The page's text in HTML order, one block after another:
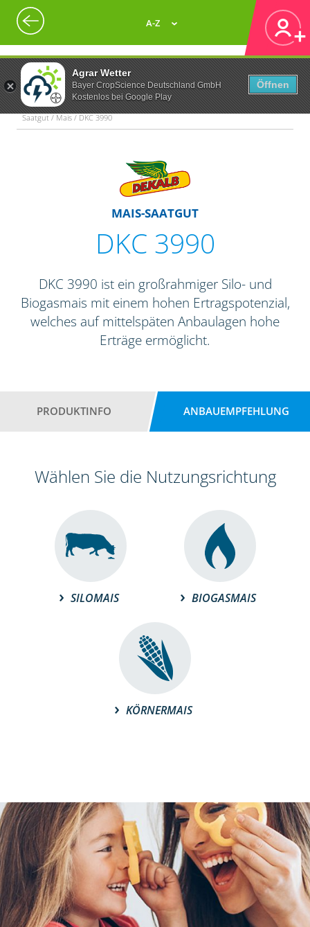
Agrar Wetter
Bayer CropScience Deutschland GmbH
Kostenlos bei Google Play
Öffnen
A-Z
Saatgut / Mais / DKC 3990
MAIS-SAATGUT
DKC 3990
DKC 3990 ist ein großrahmiger Silo- und
Biogasmais mit einem hohen Ertragspotenzial,
welches auf mittelspäten Anbaulagen hohe
Erträge ermöglicht.
PRODUKTINFO ANBAUEMPFEHLUNG
Wählen Sie die Nutzungsrichtung
SILOMAIS BIOGASMAIS
KÖRNERMAIS